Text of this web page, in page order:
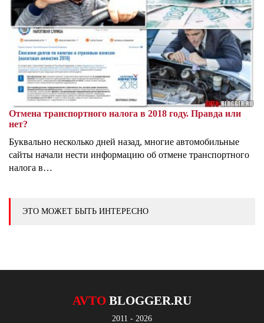
Отмена транспортного налога в 2018 году. Правда или
нет?
Буквально несколько дней назад, многие автомобильные
сайты начали нести информацию об отмене транспортного
налога в…
ЭТО МОЖЕТ БЫТЬ ИНТЕРЕСНО
AVTO BLOGGER.RU
2011 - 2026